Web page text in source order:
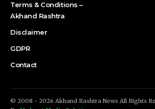
Terms & Conditions –
Akhand Rashtra
Disclaimer
GDPR
Contact
© 2008 - 2026 Akhand Rashtra News All Rights